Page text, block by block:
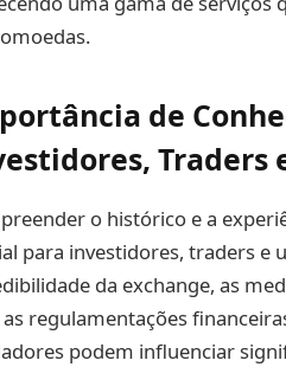
de
Traders
o histórico e a
para investidores, traders e
da exchange, as
regulamentações
podem influenciar